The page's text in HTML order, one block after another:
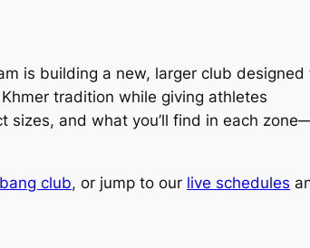
is building a new, larger club designed
tradition while giving athletes
sizes, and what you’ll find in each
club, or jump to our live schedules